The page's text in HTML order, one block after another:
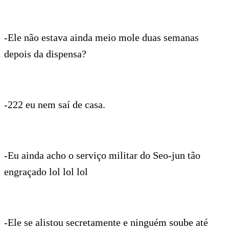
-Ele não estava ainda meio mole duas semanas
depois da dispensa?
-222 eu nem saí de casa.
-Eu ainda acho o serviço militar do Seo-jun tão
engraçado lol lol lol
-Ele se alistou secretamente e ninguém soube até